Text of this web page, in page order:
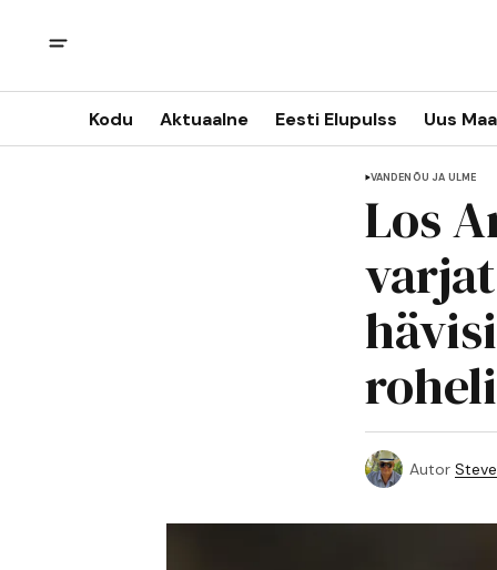
Kodu Aktuaalne Eesti Elupulss Uus
VANDENÕU JA ULME
Los
Autor